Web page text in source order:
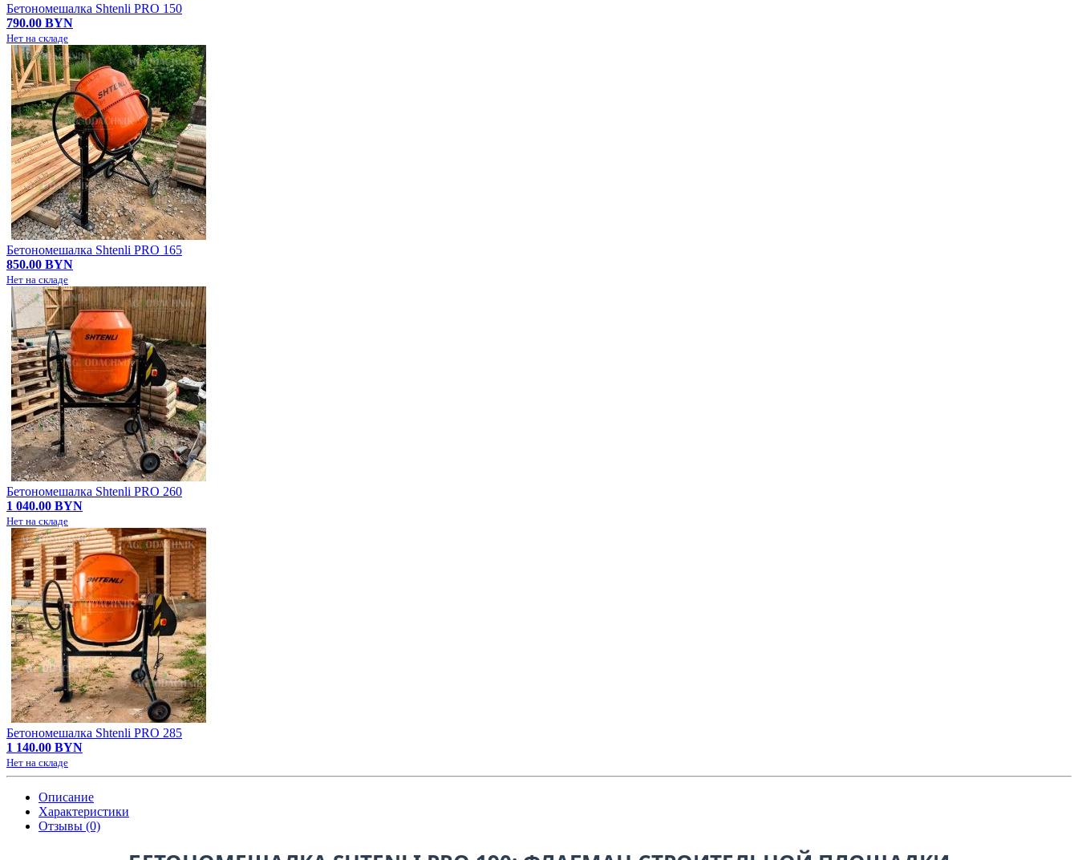
Бетономешалка Shtenli PRO 150
790.00 BYN
Нет на складе
Бетономешалка Shtenli PRO 165
850.00 BYN
Нет на складе
Бетономешалка Shtenli PRO 260
1 040.00 BYN
Нет на складе
Бетономешалка Shtenli PRO 285
1 140.00 BYN
Нет на складе
Описание
Характеристики
Отзывы (0)